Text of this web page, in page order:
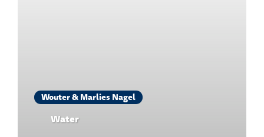
Wouter & Marlies Nagel
Water